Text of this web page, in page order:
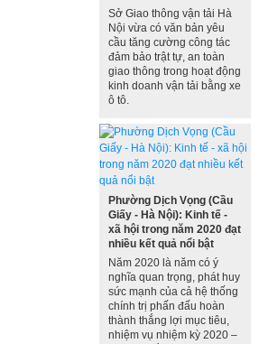
Sở Giao thông vận tải Hà
Nội vừa có văn bản yêu
cầu tăng cường công tác
đảm bảo trật tự, an toàn
giao thông trong hoạt động
kinh doanh vận tải bằng xe
ô tô.
Phường Dịch Vọng (Cầu
Giấy - Hà Nội): Kinh tế -
xã hội trong năm 2020 đạt
nhiều kết quả nổi bật
Năm 2020 là năm có ý
nghĩa quan trọng, phát huy
sức mạnh của cả hệ thống
chính trị phấn đấu hoàn
thành thắng lợi mục tiêu,
nhiệm vụ nhiệm kỳ 2020 –